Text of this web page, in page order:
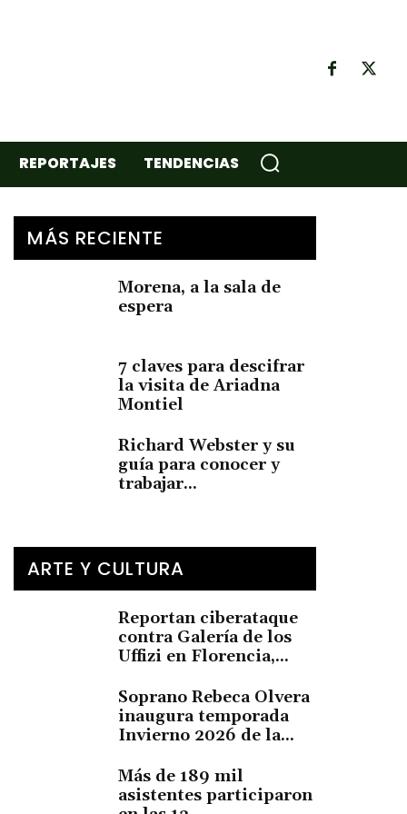
REPORTAJES TENDENCIAS
MÁS RECIENTE
Morena, a la sala de
espera
7 claves para descifrar
la visita de Ariadna
Montiel
Richard Webster y su
guía para conocer y
trabajar...
ARTE Y CULTURA
Reportan ciberataque
contra Galería de los
Uffizi en Florencia,...
Soprano Rebeca Olvera
inaugura temporada
Invierno 2026 de la...
Más de 189 mil
asistentes participaron